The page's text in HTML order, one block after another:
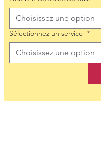
Choisissez une option
Sélectionnez un service *
Choisissez une option